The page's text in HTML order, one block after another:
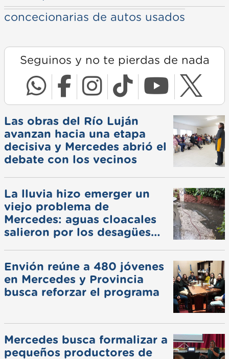
concecionarias de autos usados
Seguinos y no te pierdas de nada
Las obras del Río Luján
avanzan hacia una etapa
decisiva y Mercedes abrió el
debate con los vecinos
La lluvia hizo emerger un
viejo problema de
Mercedes: aguas cloacales
salieron por los desagües
Envión reúne a 480 jóvenes
en Mercedes y Provincia
busca reforzar el programa
Mercedes busca formalizar a
pequeños productores de